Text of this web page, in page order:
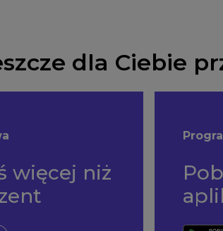
dla Ciebie
więcej niż